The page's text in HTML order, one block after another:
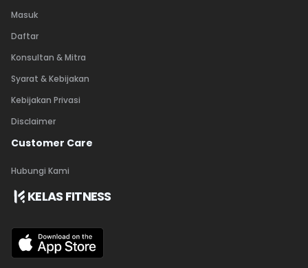
Masuk
Daftar
Konsultan & Mitra
Syarat & Kebijakan
Kebijakan Privasi
Disclaimer
Customer Care
Hubungi Kami
KELAS FITNESS